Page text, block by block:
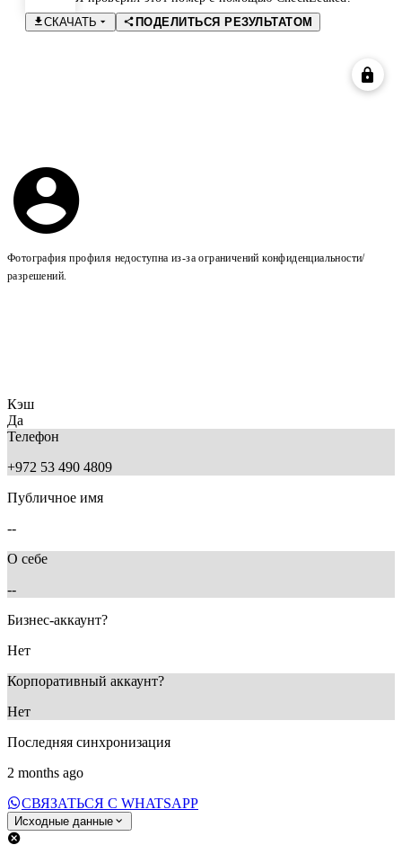
СКАЧАТЬ
ПОДЕЛИТЬСЯ РЕЗУЛЬТАТОМ
Фотография профиля недоступна из-за ограничений конфиденциальности/
разрешений.
Кэш
Да
Телефон
+972 53 490 4809
Публичное имя
--
О себе
--
Бизнес-аккаунт?
Нет
Корпоративный аккаунт?
Нет
Последняя синхронизация
2 months ago
СВЯЗАТЬСЯ С WHATSAPP
Исходные данные